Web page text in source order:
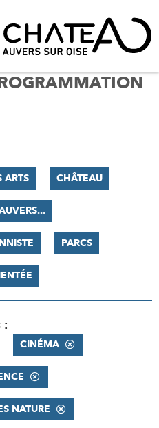
ARTS CHÂTEAU
PARCS
:
CINÉMA
NATURE